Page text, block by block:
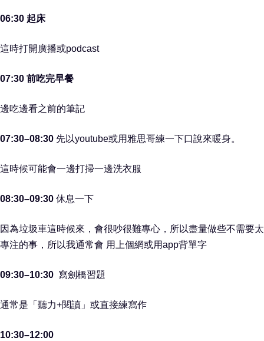
06:30 起床
這時打開廣播或podcast
07:30 前吃完早餐
邊吃邊看之前的筆記
07:30–08:30 先以youtube或用雅思哥練一下口說來暖身。
這時候可能會一邊打掃一邊洗衣服
08:30–09:30 休息一下
因為垃圾車這時候來，會很吵很難專心，所以盡量做些不需要太
專注的事，所以我通常會 用上個網或用app背單字
09:30–10:30 寫劍橋習題
通常是「聽力+閱讀」或直接練寫作
10:30–12:00